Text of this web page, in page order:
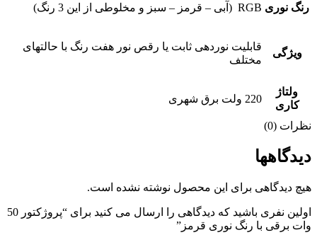
رنگ نوری RGB (آبی – قرمز – سبز و مخلوطی از این 3 رنگ)
ویژگی
قابلیت نوردهی ثابت یا رقص نور هفت رنگ با حالتهای
مختلف
ولتاژ
کاری
220 ولت برق شهری
نظرات (0)
دیدگاهها
هیچ دیدگاهی برای این محصول نوشته نشده است.
اولین نفری باشید که دیدگاهی را ارسال می کنید برای “پروژکتور 50
وات برقی با رنگ نوری قرمز”